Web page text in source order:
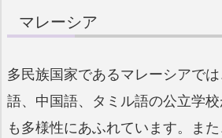
マレーシア
多民族国家であるマレーシアで
語、中国語、タミル語の公立学
も多様性にあふれています。ま